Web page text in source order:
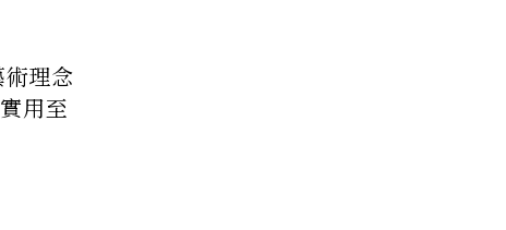
理念
用至